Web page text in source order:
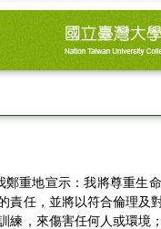
地宣示：我將尊重生命
責任，並將以符合倫理及
練，來傷害任何人或環境